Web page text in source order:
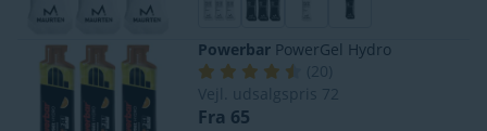
Powerbar PowerGel Hydro
(20
Vejl. udsalgspris 72
Fra 65